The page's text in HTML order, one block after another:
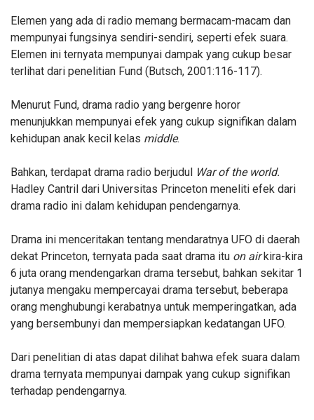
Elemen yang ada di radio memang bermacam-macam dan
mempunyai fungsinya sendiri-sendiri, seperti efek suara.
Elemen ini ternyata mempunyai dampak yang cukup besar
terlihat dari penelitian Fund (Butsch, 2001:116-117).
Menurut Fund, drama radio yang bergenre horor
menunjukkan mempunyai efek yang cukup signifikan dalam
kehidupan anak kecil kelas middle.
Bahkan, terdapat drama radio berjudul War of the world.
Hadley Cantril dari Universitas Princeton meneliti efek dari
drama radio ini dalam kehidupan pendengarnya.
Drama ini menceritakan tentang mendaratnya UFO di daerah
dekat Princeton, ternyata pada saat drama itu on airkira-kira
6 juta orang mendengarkan drama tersebut, bahkan sekitar 1
jutanya mengaku mempercayai drama tersebut, beberapa
orang menghubungi kerabatnya untuk memperingatkan, ada
yang bersembunyi dan mempersiapkan kedatangan UFO.
Dari penelitian di atas dapat dilihat bahwa efek suara dalam
drama ternyata mempunyai dampak yang cukup signifikan
terhadap pendengarnya.